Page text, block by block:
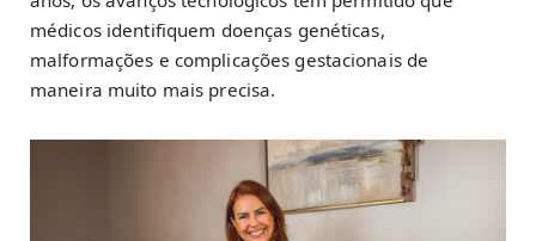
médicos identifiquem doenças genéticas,
malformações e complicações gestacionais de
maneira muito mais precisa.